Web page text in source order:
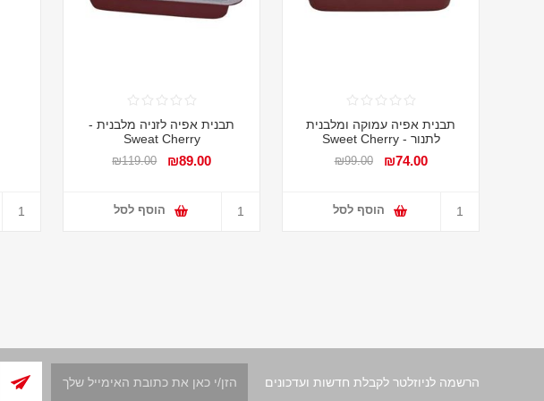
תבנית אפיה עמוקה ומלבנית
לתנור - Sweet Cherry
₪74.00
₪99.00
הוסף לסל
תבנית אפיה לזניה מלבנית -
Sweat Cherry
₪89.00
₪119.00
הוסף לסל
הרשמה לניוזלטר לקבלת חדשות ועדכונים